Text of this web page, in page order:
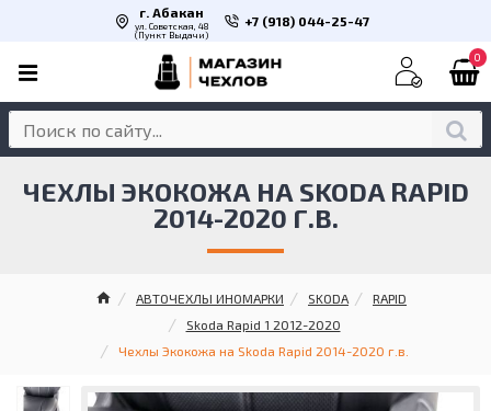
г. Абакан
ул. Советская, 48
(Пункт Выдачи)
+7 (918) 044-25-47
0
АВТОЧЕХЛЫ ИНОМАРКИ SKODA
RAPID
Skoda Rapid 1 2012-2020
Чехлы Экокожа на Skoda Rapid 2014-2020 г.в.
ЧЕХЛЫ ЭКОКОЖА НА SKODA RAPID
2014-2020 Г.В.